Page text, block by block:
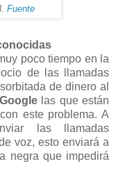
Fuente
poco tiempo en la
de las llamadas
de dinero al
Googlelas que están
este problema. A
las llamadas
voz, esto enviará a
negra que impedirá